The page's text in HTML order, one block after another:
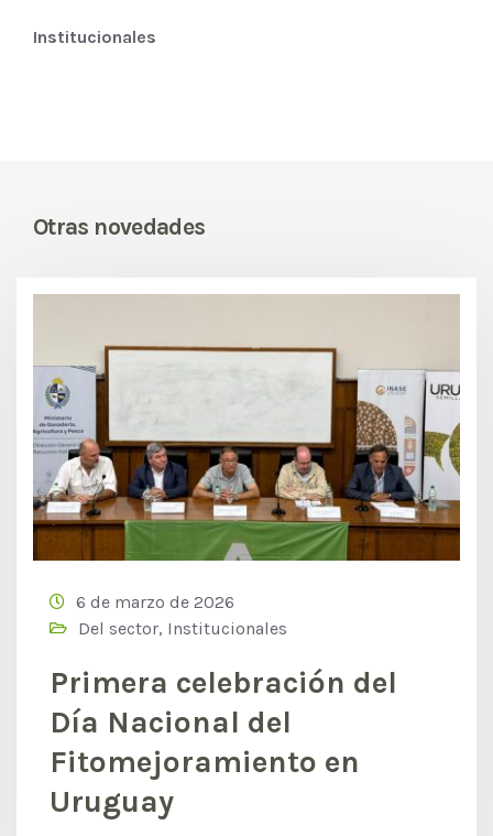
Institucionales
Otras novedades
6 de marzo de 2026
Del sector, Institucionales
Primera celebración del
Día Nacional del
Fitomejoramiento en
Uruguay